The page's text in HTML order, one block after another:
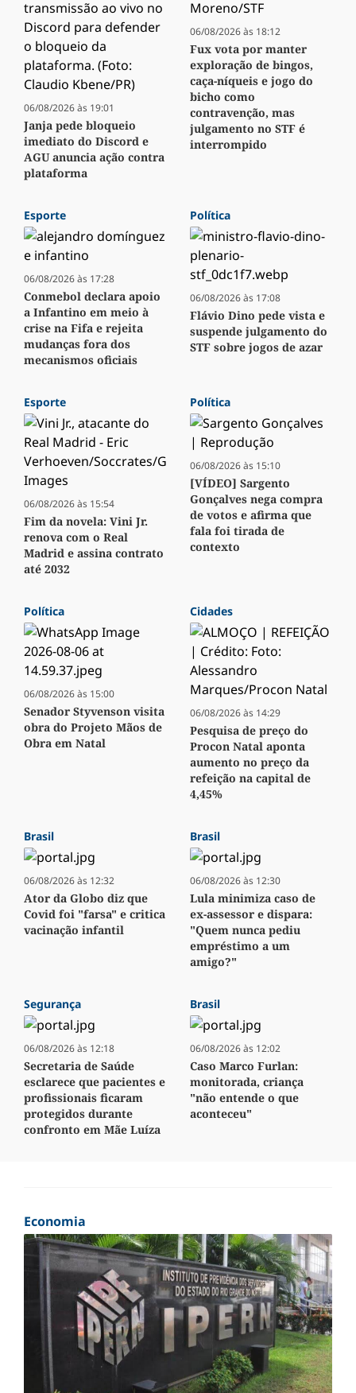
06/08/2026 às 19:01
Janja pede bloqueio
imediato do Discord e
AGU anuncia ação contra
plataforma
06/08/2026 às 18:12
Fux vota por manter
exploração de bingos,
caça-níqueis e jogo do
bicho como
contravenção, mas
julgamento no STF é
interrompido
Esporte
06/08/2026 às 17:28
Conmebol declara apoio
a Infantino em meio à
crise na Fifa e rejeita
mudanças fora dos
mecanismos oficiais
Política
06/08/2026 às 17:08
Flávio Dino pede vista e
suspende julgamento do
STF sobre jogos de azar
Esporte
06/08/2026 às 15:54
Fim da novela: Vini Jr.
renova com o Real
Madrid e assina contrato
até 2032
Política
06/08/2026 às 15:10
[VÍDEO] Sargento
Gonçalves nega compra
de votos e afirma que
fala foi tirada de
contexto
Política
06/08/2026 às 15:00
Senador Styvenson visita
obra do Projeto Mãos de
Obra em Natal
Cidades
06/08/2026 às 14:29
Pesquisa de preço do
Procon Natal aponta
aumento no preço da
refeição na capital de
4,45%
Brasil
06/08/2026 às 12:32
Ator da Globo diz que
Covid foi "farsa" e critica
vacinação infantil
Brasil
06/08/2026 às 12:30
Lula minimiza caso de
ex-assessor e dispara:
"Quem nunca pediu
empréstimo a um
amigo?"
Segurança
06/08/2026 às 12:18
Secretaria de Saúde
esclarece que pacientes e
profissionais ficaram
protegidos durante
confronto em Mãe Luíza
Brasil
06/08/2026 às 12:02
Caso Marco Furlan:
monitorada, criança
"não entende o que
aconteceu"
Economia